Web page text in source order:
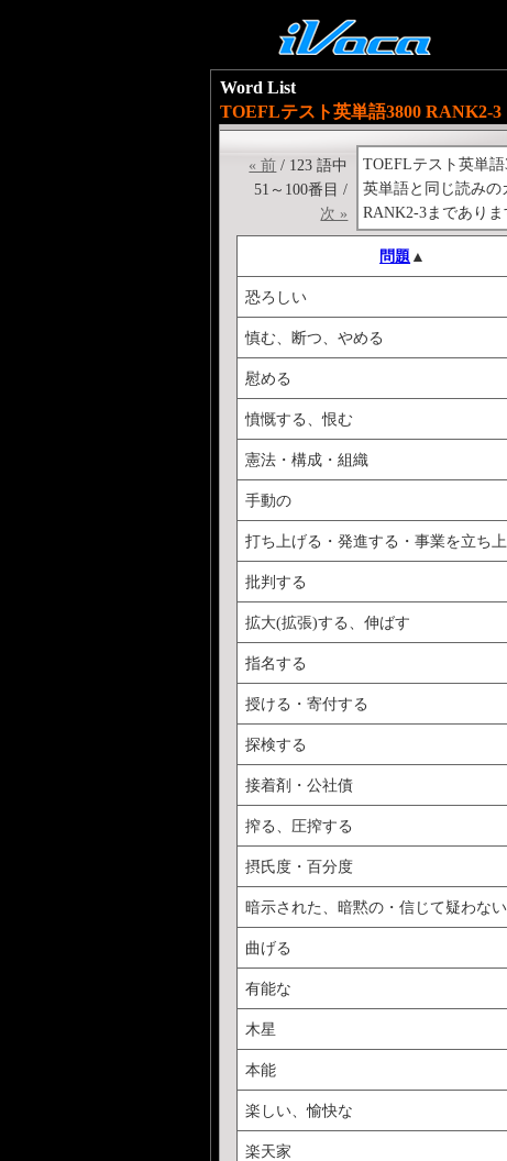
Word List
TOEFLテスト英単語3800 RANK2-3
TOEFLテスト英単
英単語と同じ読みの
RANK2-3までありま
« 前 / 123 語中
51～100番目 /
次 »
問題 ▲
恐ろしい
慎む、断つ、やめる
慰める
憤慨する、恨む
憲法・構成・組織
手動の
打ち上げる・発進する・事業を立ち
批判する
拡大(拡張)する、伸ばす
指名する
授ける・寄付する
探検する
接着剤・公社債
搾る、圧搾する
摂氏度・百分度
暗示された、暗黙の・信じて疑わない
曲げる
有能な
木星
本能
楽しい、愉快な
楽天家